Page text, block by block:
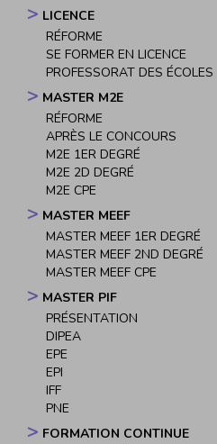
LICENCE
RÉFORME
SE FORMER EN LICENCE
PROFESSORAT DES ÉCOLES
MASTER M2E
RÉFORME
APRÈS LE CONCOURS
M2E 1ER DEGRÉ
M2E 2D DEGRÉ
M2E CPE
MASTER MEEF
MASTER MEEF 1ER DEGRÉ
MASTER MEEF 2ND DEGRÉ
MASTER MEEF CPE
MASTER PIF
PRÉSENTATION
DIPEA
EPE
EPI
IFF
PNE
FORMATION CONTINUE